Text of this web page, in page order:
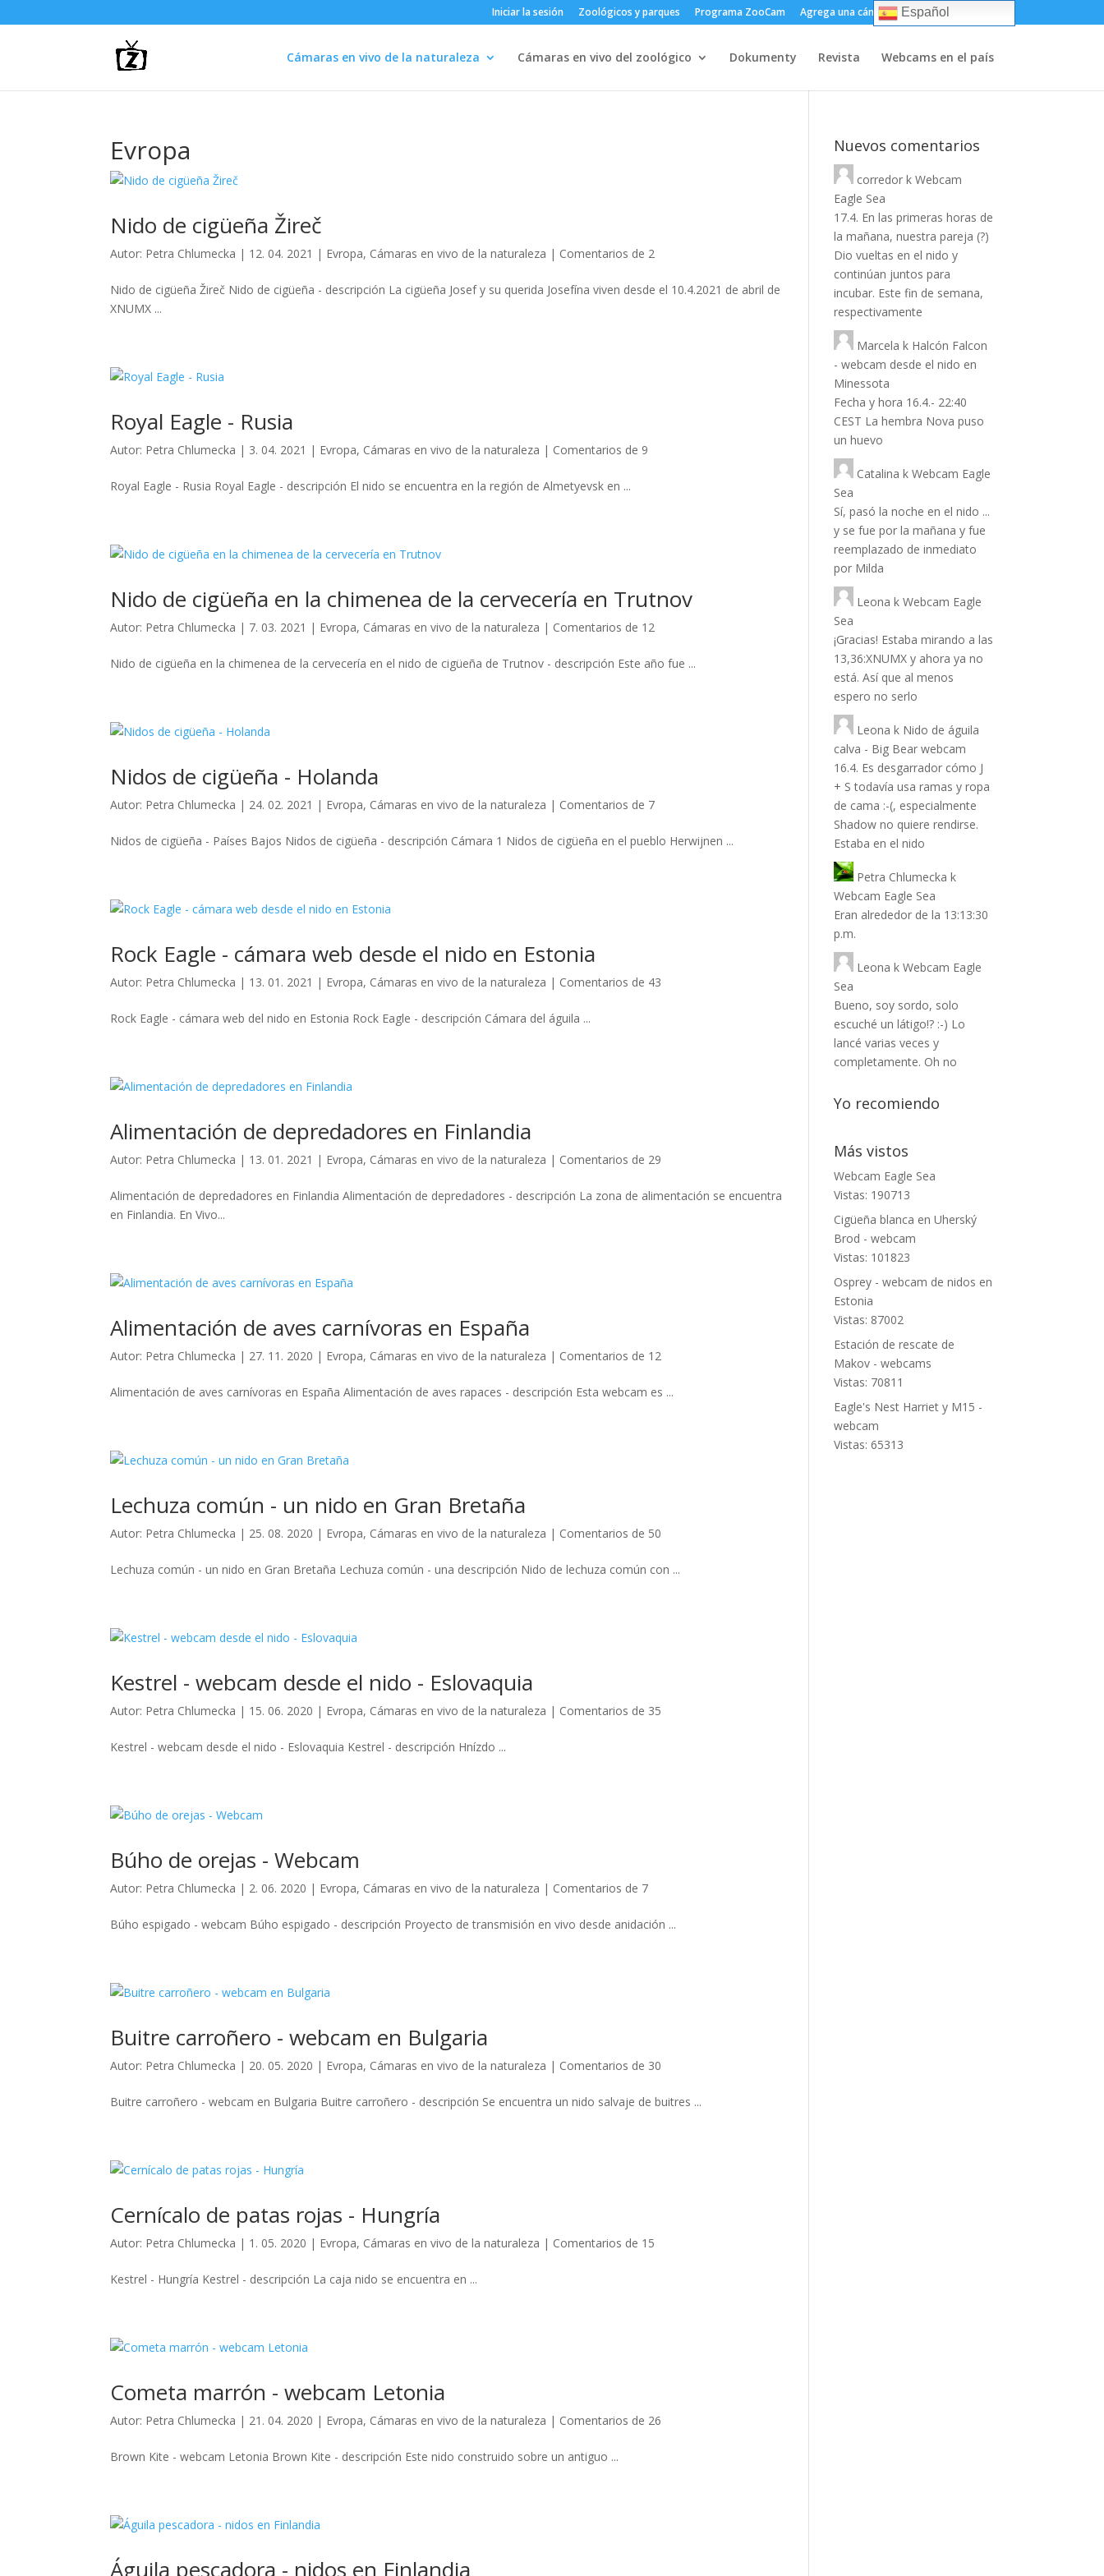
Iniciar la sesión Zoológicos y parques Programa ZooCam Agrega una cámara Sobre
Cámaras en vivo de la naturaleza Cámaras en vivo del zoológico Dokumenty Revista Webcams en el país
Evropa
Nido de cigüeña Žireč
Autor: Petra Chlumecka | 12. 04. 2021 | Evropa, Cámaras en vivo de la naturaleza | Comentarios de 2
Nido de cigüeña Žireč Nido de cigüeña - descripción La cigüeña Josef y su querida Josefína viven desde el 10.4.2021 de abril de
XNUMX ...
Royal Eagle - Rusia
Autor: Petra Chlumecka | 3. 04. 2021 | Evropa, Cámaras en vivo de la naturaleza | Comentarios de 9
Royal Eagle - Rusia Royal Eagle - descripción El nido se encuentra en la región de Almetyevsk en ...
Nido de cigüeña en la chimenea de la cervecería en Trutnov
Autor: Petra Chlumecka | 7. 03. 2021 | Evropa, Cámaras en vivo de la naturaleza | Comentarios de 12
Nido de cigüeña en la chimenea de la cervecería en el nido de cigüeña de Trutnov - descripción Este año fue ...
Nidos de cigüeña - Holanda
Autor: Petra Chlumecka | 24. 02. 2021 | Evropa, Cámaras en vivo de la naturaleza | Comentarios de 7
Nidos de cigüeña - Países Bajos Nidos de cigüeña - descripción Cámara 1 Nidos de cigüeña en el pueblo Herwijnen ...
Rock Eagle - cámara web desde el nido en Estonia
Autor: Petra Chlumecka | 13. 01. 2021 | Evropa, Cámaras en vivo de la naturaleza | Comentarios de 43
Rock Eagle - cámara web del nido en Estonia Rock Eagle - descripción Cámara del águila ...
Alimentación de depredadores en Finlandia
Autor: Petra Chlumecka | 13. 01. 2021 | Evropa, Cámaras en vivo de la naturaleza | Comentarios de 29
Alimentación de depredadores en Finlandia Alimentación de depredadores - descripción La zona de alimentación se encuentra
en Finlandia. En Vivo...
Alimentación de aves carnívoras en España
Autor: Petra Chlumecka | 27. 11. 2020 | Evropa, Cámaras en vivo de la naturaleza | Comentarios de 12
Alimentación de aves carnívoras en España Alimentación de aves rapaces - descripción Esta webcam es ...
Lechuza común - un nido en Gran Bretaña
Autor: Petra Chlumecka | 25. 08. 2020 | Evropa, Cámaras en vivo de la naturaleza | Comentarios de 50
Lechuza común - un nido en Gran Bretaña Lechuza común - una descripción Nido de lechuza común con ...
Kestrel - webcam desde el nido - Eslovaquia
Autor: Petra Chlumecka | 15. 06. 2020 | Evropa, Cámaras en vivo de la naturaleza | Comentarios de 35
Kestrel - webcam desde el nido - Eslovaquia Kestrel - descripción Hnízdo ...
Búho de orejas - Webcam
Autor: Petra Chlumecka | 2. 06. 2020 | Evropa, Cámaras en vivo de la naturaleza | Comentarios de 7
Búho espigado - webcam Búho espigado - descripción Proyecto de transmisión en vivo desde anidación ...
Buitre carroñero - webcam en Bulgaria
Autor: Petra Chlumecka | 20. 05. 2020 | Evropa, Cámaras en vivo de la naturaleza | Comentarios de 30
Buitre carroñero - webcam en Bulgaria Buitre carroñero - descripción Se encuentra un nido salvaje de buitres ...
Cernícalo de patas rojas - Hungría
Autor: Petra Chlumecka | 1. 05. 2020 | Evropa, Cámaras en vivo de la naturaleza | Comentarios de 15
Kestrel - Hungría Kestrel - descripción La caja nido se encuentra en ...
Cometa marrón - webcam Letonia
Autor: Petra Chlumecka | 21. 04. 2020 | Evropa, Cámaras en vivo de la naturaleza | Comentarios de 26
Brown Kite - webcam Letonia Brown Kite - descripción Este nido construido sobre un antiguo ...
Águila pescadora - nidos en Finlandia
Nuevos comentarios
corredor kWebcam
Eagle Sea
17.4. En las primeras horas de
la mañana, nuestra pareja (?)
Dio vueltas en el nido y
continúan juntos para
incubar. Este fin de semana,
respectivamente
Marcela k Halcón Falcon
- webcam desde el nido en
Minessota
Fecha y hora 16.4.- 22:40
CEST La hembra Nova puso
un huevo
Catalina kWebcam Eagle
Sea
Sí, pasó la noche en el nido ...
y se fue por la mañana y fue
reemplazado de inmediato
por Milda
Leona kWebcam Eagle
Sea
¡Gracias! Estaba mirando a las
13,36:XNUMX y ahora ya no
está. Así que al menos
espero no serlo
Leona k Nido de águila
calva - Big Bear webcam
16.4. Es desgarrador cómo J
+ S todavía usa ramas y ropa
de cama :-(, especialmente
Shadow no quiere rendirse.
Estaba en el nido
Petra Chlumecka k
Webcam Eagle Sea
Eran alrededor de la 13:13:30
p.m.
Leona kWebcam Eagle
Sea
Bueno, soy sordo, solo
escuché un látigo!? :-) Lo
lancé varias veces y
completamente. Oh no
Yo recomiendo
Más vistos
Webcam Eagle Sea
Vistas: 190713
Cigüeña blanca en Uherský
Brod - webcam
Vistas: 101823
Osprey - webcam de nidos en
Estonia
Vistas: 87002
Estación de rescate de
Makov - webcams
Vistas: 70811
Eagle's Nest Harriet y M15 -
webcam
Vistas: 65313
Español